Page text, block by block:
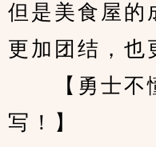
但是美食屋的
更加团结，也
【勇士不懂
写！】